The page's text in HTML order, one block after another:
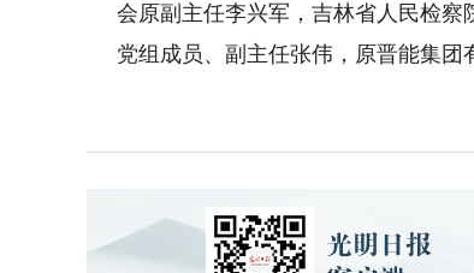
会原副主任李兴军，吉林省人民检
党组成员、副主任张伟，原晋能集团